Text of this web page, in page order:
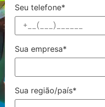
Seu telefone*
Sua empresa*
Sua região/país*